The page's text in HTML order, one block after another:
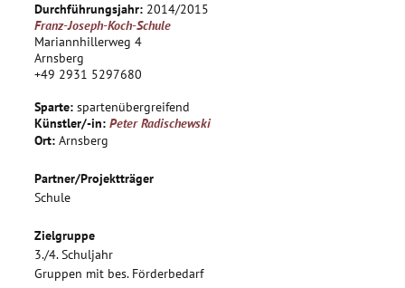
indem sie durch die Arbeit zu einem gemeinsamen Programm
beitragen und dafür Verantwortung tragen. Die
Herausbildung eines positiven Selbstwertgefühls, das
verschieben - aber auch akzeptieren eigener Grenzen - und
die Entwicklung von Konfliktfähigkeit sind die zentralen
Anliegen des Projekts.
Das Projekt verbindet theatralische Elemente mit den
Einrad, Jonglage, Clownerie, Fairkunst, Stelzenlauf, Tanz und
Magie. Phantastische Spielszenen,, die jeweils kleine
klassischen Zirkuselementen in szenischen und
musikalischen Formen zu einer bunten Erlebniswelt.
Durchführungsjahr: 2014/2015
Franz-Joseph-Koch-Schule
Mariannhillerweg 4
Arnsberg
+49 2931 5297680
Sparte: spartenübergreifend
Künstler/-in: Peter Radischewski
Ort: Arnsberg
Partner/Projektträger
Schule
Zielgruppe
3./4. Schuljahr
Gruppen mit bes. Förderbedarf